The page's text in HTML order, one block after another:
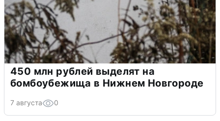
450 млн рублей выделят на
бомбоубежища в Нижнем Новгороде
7 августа 0